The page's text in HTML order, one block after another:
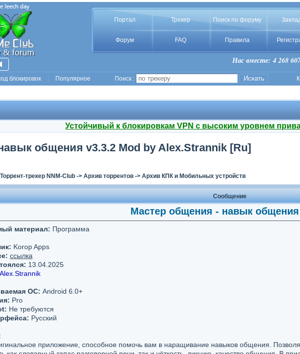
Портал Трекер Поиск по форуму
Форум FAQ Правила
Нас вместе: 4 268
блокировок Популярное Поиск :
Устойчивый к блокировкам VPN с высоким уровнем
общения v3.3.2 Mod by Alex.Strannik [Ru]
Торрент-трекер NNM-Club-> Архив торрентов-> Архив КПК и Мобильных устройств
Сообщение
Мастер общения - навык общения
материал: Программа
Korop Apps
ссылка
13.04.2025
Alex.Strannik
ОС: Android 6.0+
Pro
Не требуются
Русский
приложение, способное помочь вам в наращивание навыков общения.